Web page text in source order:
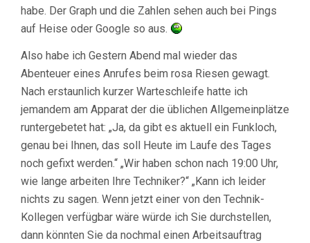
habe. Der Graph und die Zahlen sehen auch bei Pings
auf Heise oder Google so aus.
Also habe ich Gestern Abend mal wieder das
Abenteuer eines Anrufes beim rosa Riesen gewagt.
Nach erstaunlich kurzer Warteschleife hatte ich
jemandem am Apparat der die üblichen Allgemeinplätze
runtergebetet hat: „Ja, da gibt es aktuell ein Funkloch,
genau bei Ihnen, das soll Heute im Laufe des Tages
noch gefixt werden.“ „Wir haben schon nach 19:00 Uhr,
wie lange arbeiten Ihre Techniker?“ „Kann ich leider
nichts zu sagen. Wenn jetzt einer von den Technik-
Kollegen verfügbar wäre würde ich Sie durchstellen,
dann könnten Sie da nochmal einen Arbeitsauftrag